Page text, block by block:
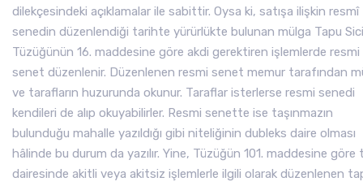
dilekçesindeki açıklamalar ile sabittir. Oysa ki, satışa ilişkin resmî
senedin düzenlendiği tarihte yürürlükte bulunan mülga Tapu
Tüzüğünün 16. maddesine göre akdi gerektiren işlemlerde resmi
senet düzenlenir. Düzenlenen resmi senet memur tarafından
ve tarafların huzurunda okunur. Taraflar isterlerse resmi senedi
kendileri de alıp okuyabilirler. Resmi senette ise taşınmazın
bulunduğu mahalle yazıldığı gibi niteliğinin dubleks daire olması
hâlinde bu durum da yazılır. Yine, Tüzüğün 101. maddesine göre
dairesinde akitli veya akitsiz işlemlerle ilgili olarak düzenlenen